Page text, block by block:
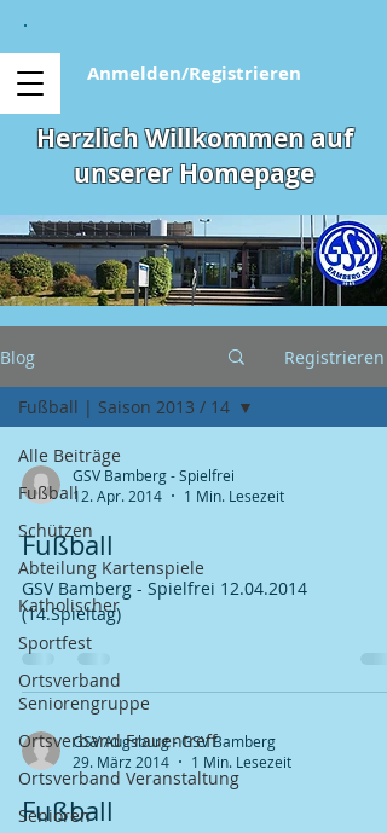
Anmelden/Registrieren
Herzlich Willkommen auf
unserer Homepage
Blog Registrieren
Alle Beiträge
Fußball
Schützen
Abteilung Kartenspiele
Katholischer
Sportfest
Ortsverband
Seniorengruppe
Ortsverband Frauentreff
Ortsverband Veranstaltung
Senioren
Fußball | Saison 2013 / 14
GSV Bamberg - Spielfrei
12. Apr. 2014
1 Min. Lesezeit
Fußball
GSV Bamberg - Spielfrei 12.04.2014
(14.Spieltag)
GSV Augsburg - GSV Bamberg
29. März 2014
1 Min. Lesezeit
Fußball